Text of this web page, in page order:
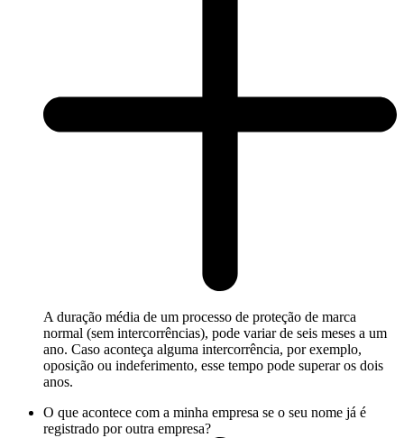
A duração média de um processo de proteção de marca
normal (sem intercorrências), pode variar de seis meses a um
ano. Caso aconteça alguma intercorrência, por exemplo,
oposição ou indeferimento, esse tempo pode superar os dois
anos.
O que acontece com a minha empresa se o seu nome já é
registrado por outra empresa?